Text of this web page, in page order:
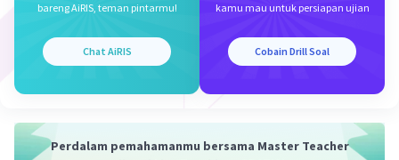
bareng AiRIS, teman pintarmu!
Chat AiRIS
kamu mau untuk persiapan ujian
Cobain Drill Soal
Perdalam pemahamanmu bersama Master Teacher